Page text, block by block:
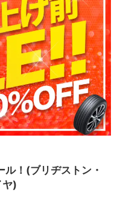
ル！(ブリヂストン・
ヤ)